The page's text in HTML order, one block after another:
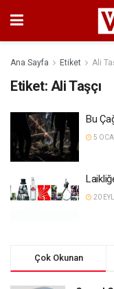
Ana Sayfa Etiket Ali
Etiket: Ali Taşçı
Bu
5
20
Çok Okunan